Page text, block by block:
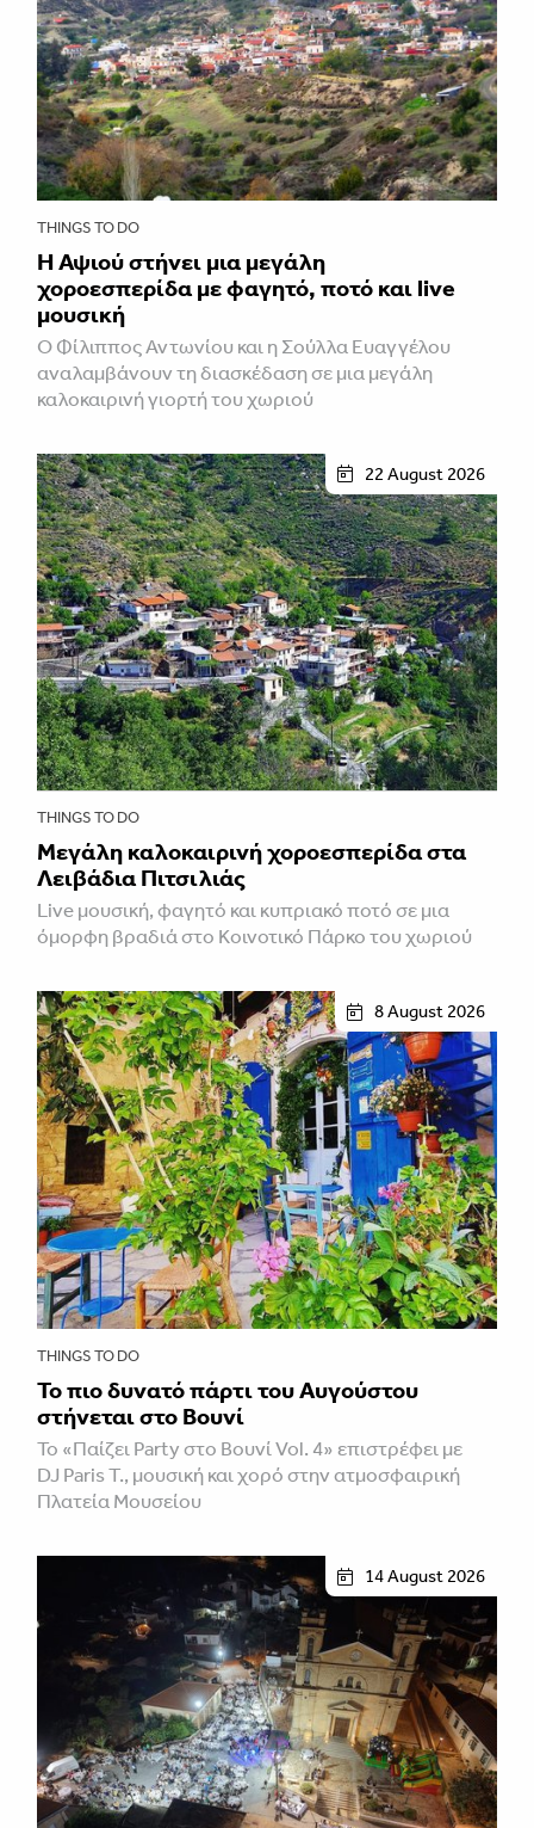
THINGS TO DO
Η Αψιού στήνει μια μεγάλη
χοροεσπερίδα με φαγητό, ποτό και live
μουσική
Ο Φίλιππος Αντωνίου και η Σούλλα Ευαγγέλου
αναλαμβάνουν τη διασκέδαση σε μια μεγάλη
καλοκαιρινή γιορτή του χωριού
22 August 2026
THINGS TO DO
Μεγάλη καλοκαιρινή χοροεσπερίδα στα
Λειβάδια Πιτσιλιάς
Live μουσική, φαγητό και κυπριακό ποτό σε μια
όμορφη βραδιά στο Κοινοτικό Πάρκο του χωριού
8 August 2026
THINGS TO DO
Το πιο δυνατό πάρτι του Αυγούστου
στήνεται στο Βουνί
Το «Παίζει Party στο Βουνί Vol. 4» επιστρέφει με
DJ Paris T., μουσική και χορό στην ατμοσφαιρική
Πλατεία Μουσείου
14 August 2026